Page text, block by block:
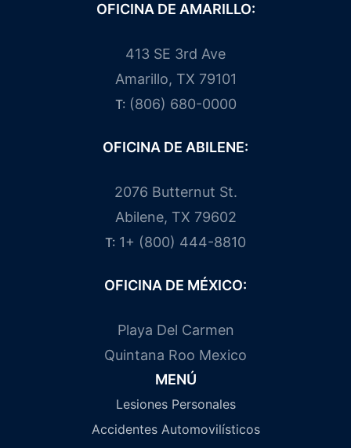
OFICINA DE AMARILLO:
413 SE 3rd Ave
Amarillo, TX 79101
T: (806) 680-0000
OFICINA DE ABILENE:
2076 Butternut St.
Abilene, TX 79602
T: 1+ (800) 444-8810
OFICINA DE MÉXICO:
Playa Del Carmen
Quintana Roo Mexico
MENÚ
Lesiones Personales
Accidentes Automovilísticos